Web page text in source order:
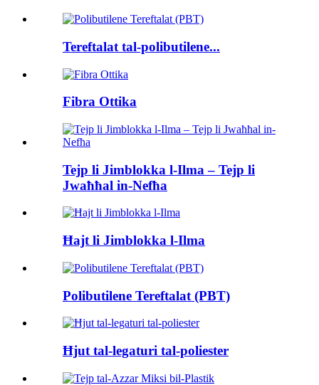
Tereftalat tal-polibutilene...
Fibra Ottika
Tejp li Jimblokka l-Ilma – Tejp li
Jwaħħal in-Nefħa
Ħajt li Jimblokka l-Ilma
Polibutilene Tereftalat (PBT)
Ħjut tal-legaturi tal-poliester